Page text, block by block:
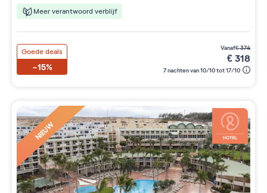
Meer verantwoord verblijf
Goede deals
-15%
vanaf€374
€318
7 nachten van 10/10 tot 17/10
NIEUW